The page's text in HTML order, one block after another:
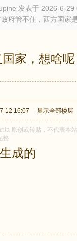
发表于 2026-6-29
府管不住，西方国家
家，想啥呢
12 16:07 显示全部楼层
原创或转贴，不代表本
整
成的